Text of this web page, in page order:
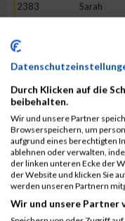
2383
Sarah
10079
18862
Tineke
18205
Sandra
3475
16268
Lotte
5049
Sabine
7653
Franziska
1380
Jeanne Li
6002
Julia
Durch Klicken auf die
beibehalten.
Wir und unsere Partner
Browserspeichern, um
aufgrund eines berechtigten
ablehnen oder verwalten,
der linken unteren Ecke der
der Website und klicken Sie
werden unseren Partnern
Wir und unsere Partner